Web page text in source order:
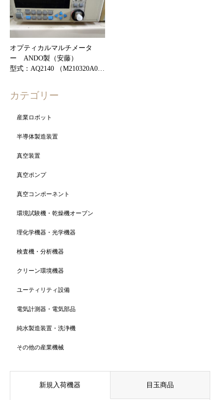
オプティカルマルチメータ
ー ANDO製（安藤）
型式：AQ2140 （M210320A0…
カテゴリー
産業ロボット
半導体製造装置
真空装置
真空ポンプ
真空コンポーネント
環境試験機・乾燥機オーブン
理化学機器・光学機器
検査機・分析機器
クリーン環境機器
ユーティリティ設備
電気計測器・電気部品
純水製造装置・洗浄機
その他の産業機械
新規入荷機器 目玉商品